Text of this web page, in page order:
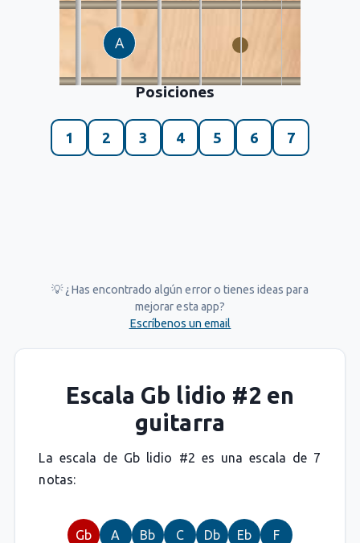
Posiciones
1 2 3 4 5 6 7
💡 ¿Has encontrado algún error o tienes ideas para
mejorar esta app?
Escríbenos un email
Escala Gb lidio #2 en
guitarra
La escala de Gb lidio #2 es una escala de 7
notas:
Gb A Bb C Db Eb F